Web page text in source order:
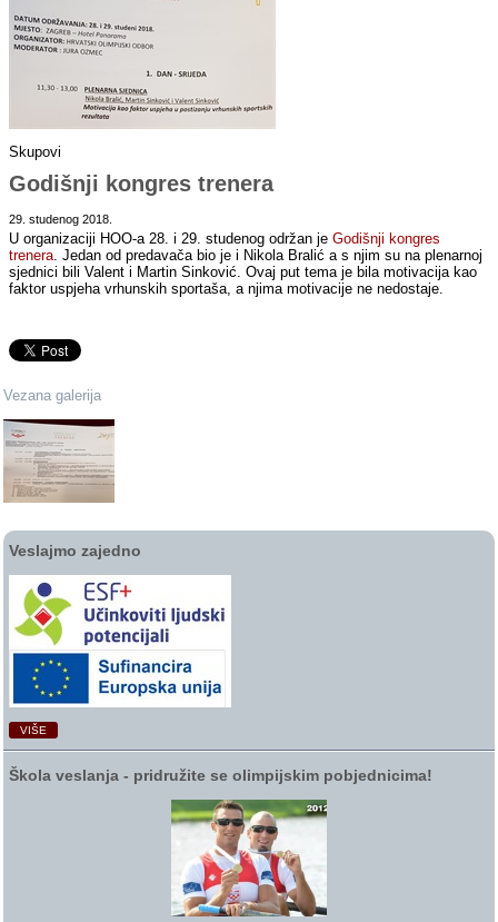
Skupovi
Godišnji kongres trenera
29. studenog 2018.
U organizaciji HOO-a 28. i 29. studenog održan jeGodišnji kongres
trenera. Jedan od predavača bio je i Nikola Bralić a s njim su na plenarnoj
sjednici bili Valent i Martin Sinković. Ovaj put tema je bila motivacija kao
faktor uspjeha vrhunskih sportaša, a njima motivacije ne nedostaje.
Vezana galerija
Veslajmo zajedno
VIŠE
Škola veslanja ‑ pridružite se olimpijskim pobjednicima!